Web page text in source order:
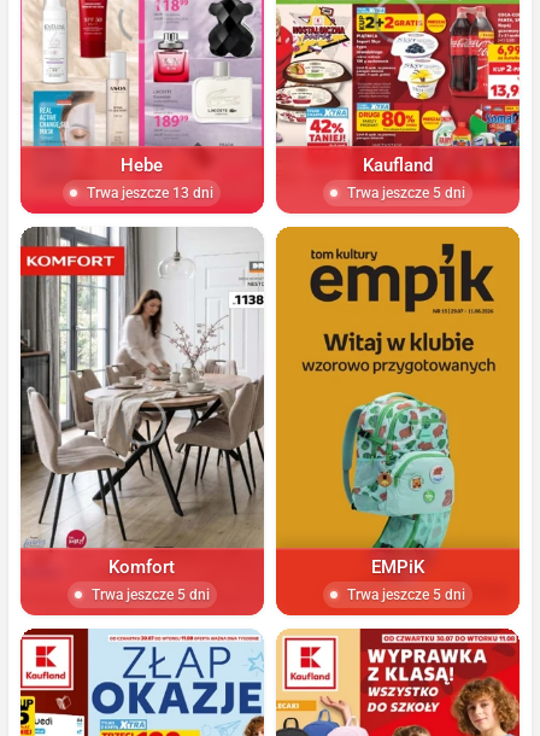
Hebe
Trwa jeszcze 13 dni
Kaufland
Trwa jeszcze 5 dni
Komfort
Trwa jeszcze 5 dni
EMPiK
Trwa jeszcze 5 dni